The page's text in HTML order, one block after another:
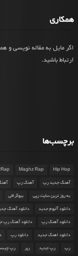
همکاری
اگر مایل به مقاله نویسی و
ارتباط باشید.
برچسب‌ها
Hip Hop
Maghz Rap
آهنگ جدید رپ آهنگ رپ
به روز ترین سایت رپی بیوگرافی
دانلود آلبوم جدید دانلود آهنگ
دانلود آهنگ رپ دانلود آهنگ رپ
دانلود اهنگ جدید دانلود رپ
رپ رپ جدید رپر رپ